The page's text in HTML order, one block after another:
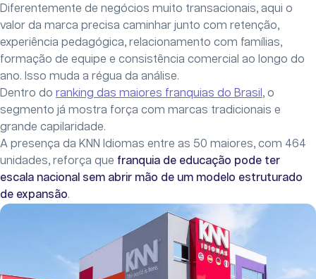
Diferentemente de negócios muito transacionais, aqui o
valor da marca precisa caminhar junto com retenção,
experiência pedagógica, relacionamento com famílias,
formação de equipe e consistência comercial ao longo do
ano. Isso muda a régua da análise.
Dentro do ranking das maiores franquias do Brasil , o
segmento já mostra força com marcas tradicionais e
grande capilaridade.
A presença da KNN Idiomas entre as 50 maiores, com 464
unidades, reforça que franquia de educação pode ter
escala nacional sem abrir mão de um modelo estruturado
de expansão.